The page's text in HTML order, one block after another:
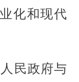
化和现代
民政府与